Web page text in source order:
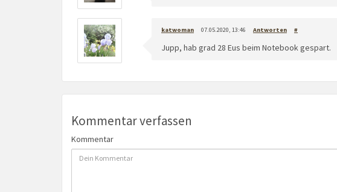
katwoman 07.05.2020, 13:46 Antworten #
Jupp, hab grad 28 Eus beim Notebook gespart.
Kommentar verfassen
Kommentar